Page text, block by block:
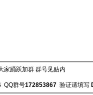
家踊跃加群 群号见贴内
QQ群号172853867 验证请填写